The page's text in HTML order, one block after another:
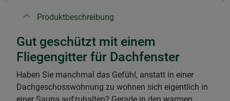
Produktbeschreibung
Gut geschützt mit einem
Fliegengitter für Dachfenster
Haben Sie manchmal das Gefühl, anstatt in einer
Dachgeschosswohnung zu wohnen sich eigentlich in